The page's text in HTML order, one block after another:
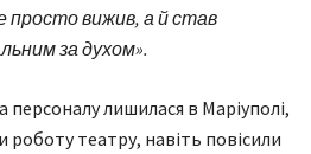
вижив, а й став
за духом».
персоналу лишилася в Маріуполі,
театру, навіть повісили